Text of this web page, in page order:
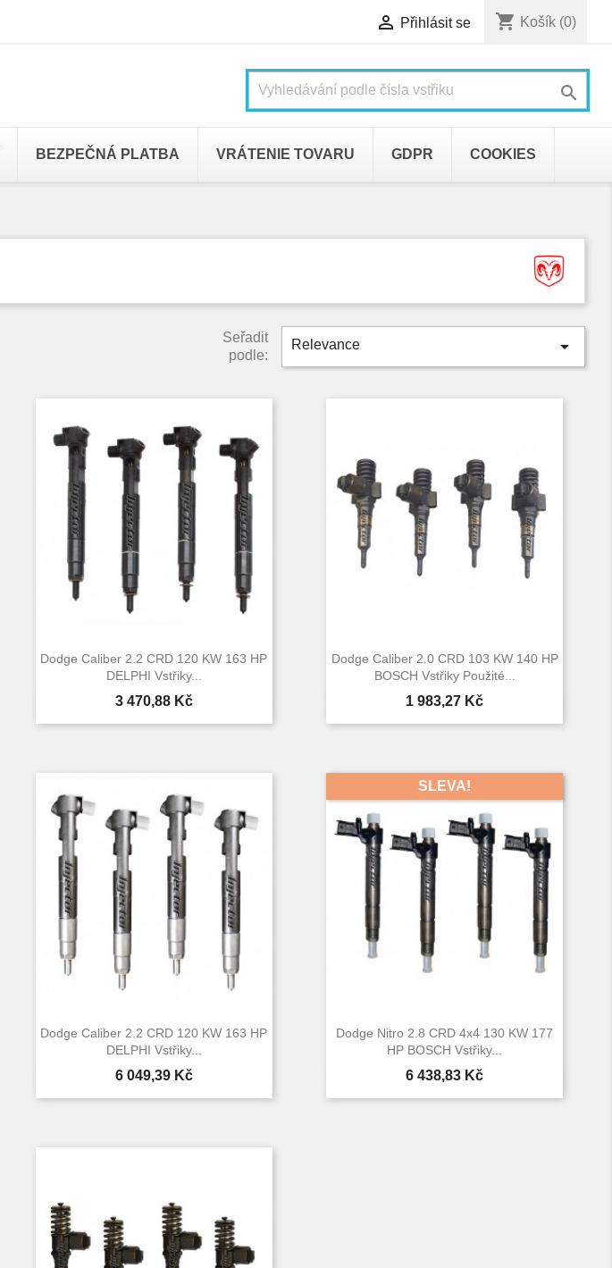
 Přihlásit se shopping_cart Košík (0)

BEZPEČNÁ PLATBA VRÁTENIE TOVARU GDPR COOKIES
Seřadit
podle:
Relevance 
Dodge Caliber 2.2 CRD 120 KW 163 HP
DELPHI Vstřiky...
Cena
3 470,88 Kč
 Rychlý náhled
Dodge Caliber 2.0 CRD 103 KW 140 HP
BOSCH Vstřiky Použité...
Cena
1 983,27 Kč
 Rychlý náhled
Dodge Caliber 2.2 CRD 120 KW 163 HP
DELPHI Vstřiky...
Cena
6 049,39 Kč
Rychlý náhled
Dodge Nitro 2.8 CRD 4x4 130 KW 177
HP BOSCH Vstřiky...
Cena
6 438,83 Kč
SLEVA!
Rychlý náhled